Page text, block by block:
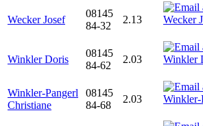
Wecker Josef
08145
84-32
2.13
Winkler Doris
08145
84-62
2.03
Winkler-Pangerl
Christiane
08145
84-68
2.03